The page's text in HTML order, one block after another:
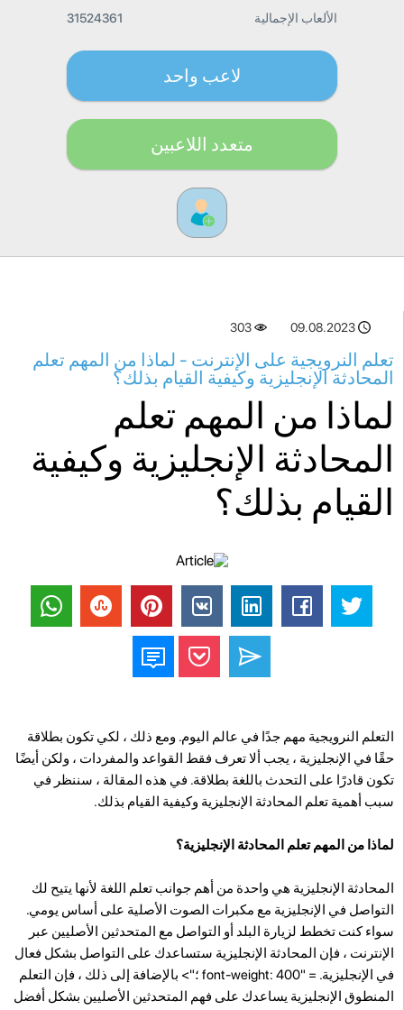
الألعاب الإجمالية 31524361
لاعب واحد
متعدد اللاعبين
09.08.2023
303
تعلم النرويجية على الإنترنت - لماذا من المهم تعلم
المحادثة الإنجليزية وكيفية القيام بذلك؟
لماذا من المهم تعلم
المحادثة الإنجليزية وكيفية
القيام بذلك؟
التعلم النرويجية مهم جدًا في عالم اليوم. ومع ذلك ، لكي تكون بطلاقة
حقًا في الإنجليزية ، يجب ألا تعرف فقط القواعد والمفردات ، ولكن أيضًا
تكون قادرًا على التحدث باللغة بطلاقة. في هذه المقالة ، سننظر في
سبب أهمية تعلم المحادثة الإنجليزية وكيفية القيام بذلك.
لماذا من المهم تعلم المحادثة الإنجليزية؟
المحادثة الإنجليزية هي واحدة من أهم جوانب تعلم اللغة لأنها يتيح لك
التواصل في الإنجليزية مع مكبرات الصوت الأصلية على أساس يومي.
سواء كنت تخطط لزيارة البلد أو التواصل مع المتحدثين الأصليين عبر
الإنترنت ، فإن المحادثة الإنجليزية ستساعدك على التواصل بشكل فعال
في الإنجليزية. = "font-weight: 400 ؛"> بالإضافة إلى ذلك ، فإن التعلم
المنطوق الإنجليزية يساعدك على فهم المتحدثين الأصليين بشكل أفضل